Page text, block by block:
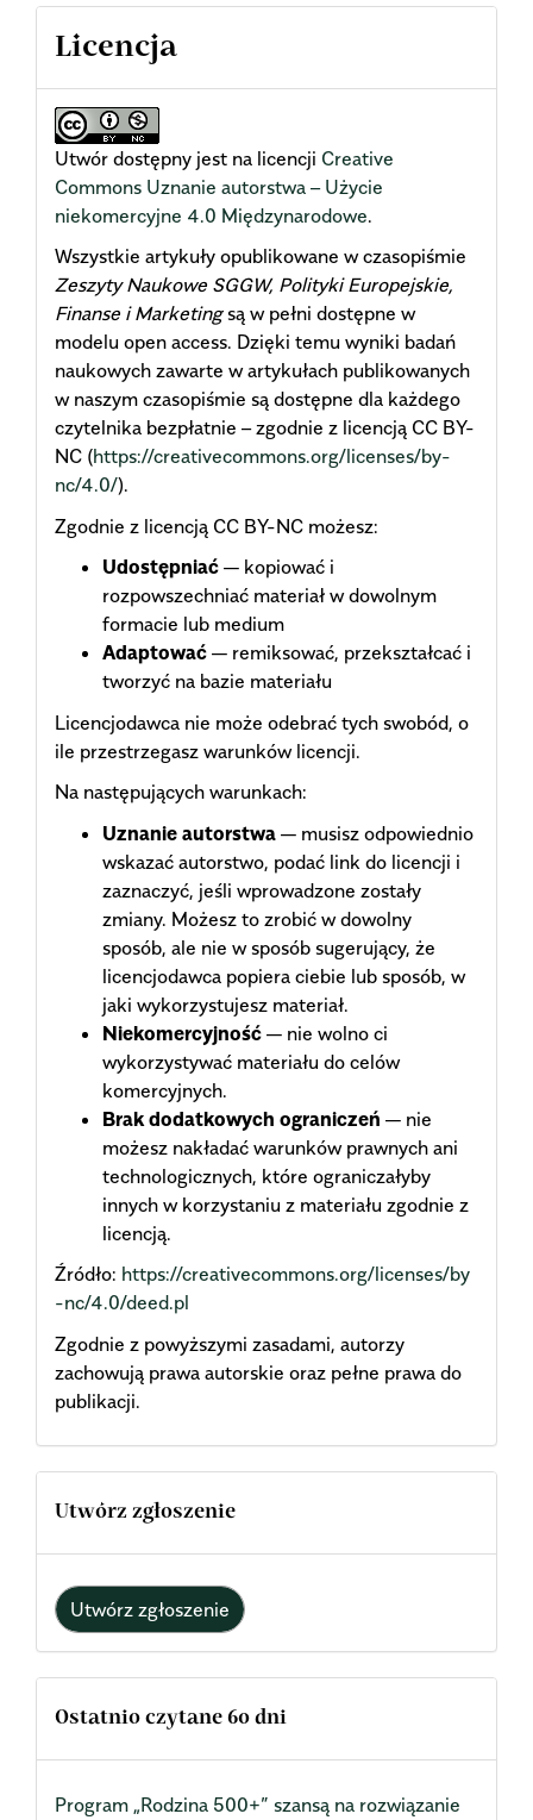
Licencja
Utwór dostępny jest na licencji Creative
Commons Uznanie autorstwa – Użycie
niekomercyjne 4.0 Międzynarodowe.
Wszystkie artykuły opublikowane w czasopiśmie
Zeszyty Naukowe SGGW, Polityki Europejskie,
Finanse i Marketingsą w pełni dostępne w
modelu open access. Dzięki temu wyniki badań
naukowych zawarte w artykułach publikowanych
w naszym czasopiśmie są dostępne dla każdego
czytelnika bezpłatnie – zgodnie z licencją CC BY-
NC (https://creativecommons.org/licenses/by-
nc/4.0/).
Zgodnie z licencją CC BY-NC możesz:
Udostępniać — kopiować i
rozpowszechniać materiał w dowolnym
formacie lub medium
Adaptować — remiksować, przekształcać i
tworzyć na bazie materiału
Licencjodawca nie może odebrać tych swobód, o
ile przestrzegasz warunków licencji.
Na następujących warunkach:
Uznanie autorstwa — musisz odpowiednio
wskazać autorstwo, podać link do licencji i
zaznaczyć, jeśli wprowadzone zostały
zmiany. Możesz to zrobić w dowolny
sposób, ale nie w sposób sugerujący, że
licencjodawca popiera ciebie lub sposób, w
jaki wykorzystujesz materiał.
Niekomercyjność — nie wolno ci
wykorzystywać materiału do celów
komercyjnych.
Brak dodatkowych ograniczeń — nie
możesz nakładać warunków prawnych ani
technologicznych, które ograniczałyby
innych w korzystaniu z materiału zgodnie z
licencją.
Źródło: https://creativecommons.org/licenses/by
-nc/4.0/deed.pl
Zgodnie z powyższymi zasadami, autorzy
zachowują prawa autorskie oraz pełne prawa do
publikacji.
Utwórz zgłoszenie
Utwórz zgłoszenie
Ostatnio czytane 60 dni
Program „Rodzina 500+” szansą na rozwiązanie